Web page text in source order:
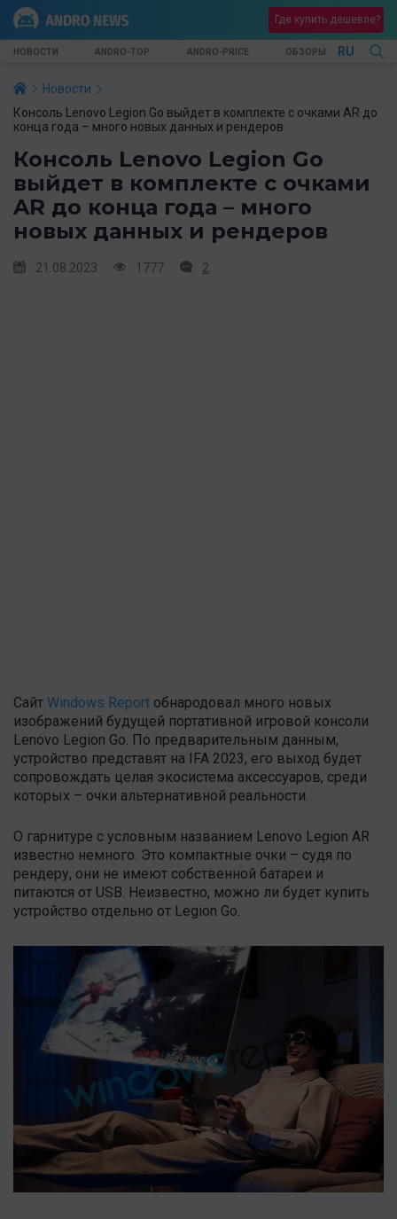
Где купить дешевле?
НОВОСТИ ANDRO-TOP ANDRO-PRICE ОБЗОРЫ RU
Новости
Консоль Lenovo Legion Go выйдет в комплекте с очками AR до
конца года – много новых данных и рендеров
Консоль Lenovo Legion Go
выйдет в комплекте с очками
AR до конца года – много
новых данных и рендеров
21.08.2023 1777 2
Сайт Windows Report обнародовал много новых
изображений будущей портативной игровой консоли
Lenovo Legion Go. По предварительным данным,
устройство представят на IFA 2023, его выход будет
сопровождать целая экосистема аксессуаров, среди
которых – очки альтернативной реальности.
О гарнитуре с условным названием Lenovo Legion AR
известно немного. Это компактные очки – судя по
рендеру, они не имеют собственной батареи и
питаются от USB. Неизвестно, можно ли будет купить
устройство отдельно от Legion Go.